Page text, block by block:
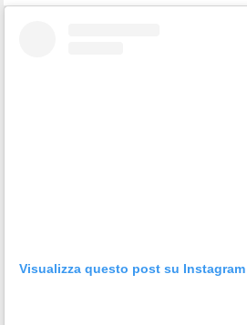
Visualizza questo post su Instagram